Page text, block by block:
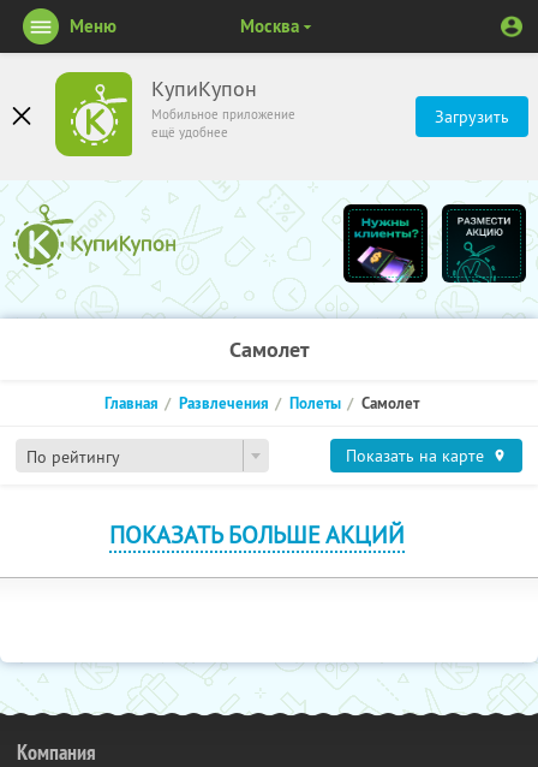
КупиКупон
Мобильное приложение
ещё удобнее
Загрузить
Меню Москва
Самолет
По рейтингу
Главная Развлечения Полеты Самолет
Показать на карте
ПОКАЗАТЬ БОЛЬШЕ АКЦИЙ
Компания